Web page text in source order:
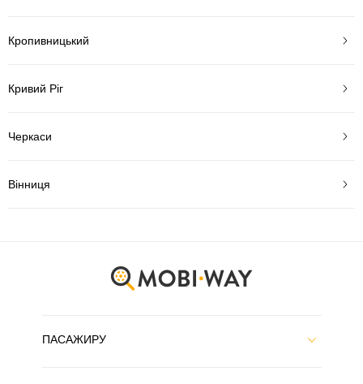
Кропивницький
Кривий Ріг
Черкаси
Вінниця
ПАСАЖИРУ